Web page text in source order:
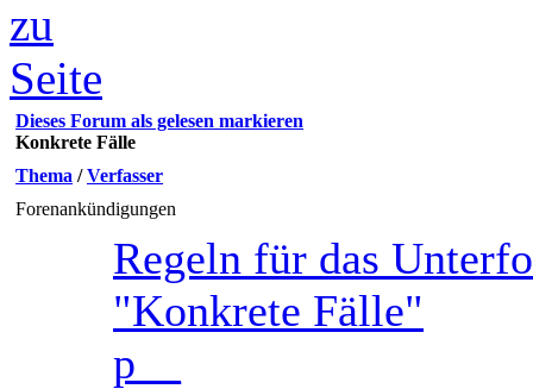
Dieses Forum als gelesen markieren
Konkrete Fälle
Thema /Verfasser
Forenankündigungen
Regeln für das
"Konkrete Fälle"
p__